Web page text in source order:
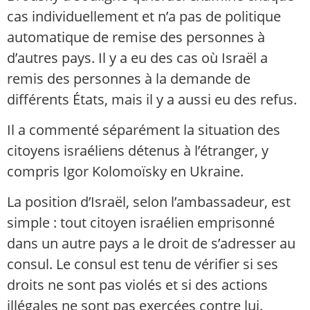
cas individuellement et n’a pas de politique
automatique de remise des personnes à
d’autres pays. Il y a eu des cas où Israël a
remis des personnes à la demande de
différents États, mais il y a aussi eu des refus.
Il a commenté séparément la situation des
citoyens israéliens détenus à l’étranger, y
compris Igor Kolomoïsky en Ukraine.
La position d’Israël, selon l’ambassadeur, est
simple : tout citoyen israélien emprisonné
dans un autre pays a le droit de s’adresser au
consul. Le consul est tenu de vérifier si ses
droits ne sont pas violés et si des actions
illégales ne sont pas exercées contre lui.